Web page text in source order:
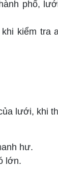
phố,
kiểm tra
lưới, khi
hư.
lớn.